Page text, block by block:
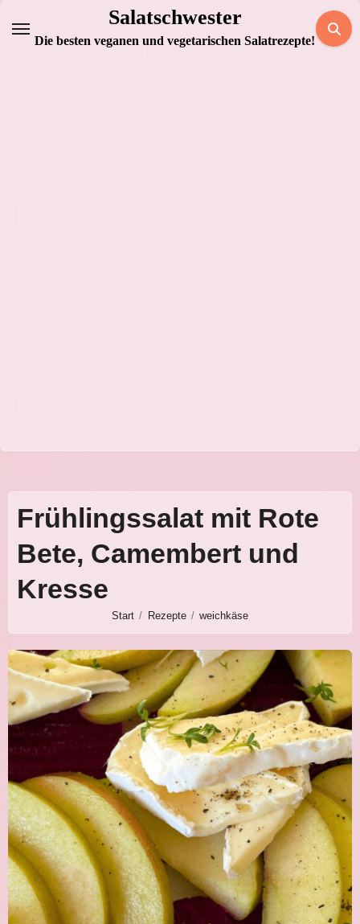
Inhalt
Salatschwester
Die besten veganen und vegetarischen Salatrezepte!
Frühlingssalat mit Rote
Bete, Camembert und
Kresse
Start Rezepte weichkäse